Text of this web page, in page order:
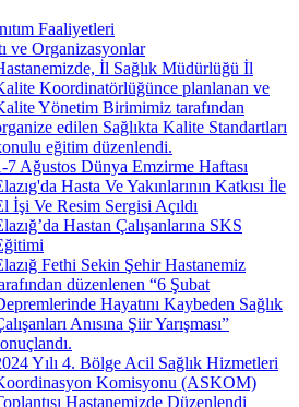
Faaliyetleri
ve Organizasyonlar
İl Sağlık Müdürlüğü İl
Koordinatörlüğünce planlanan ve
Yönetim Birimimiz tarafından
edilen Sağlıkta Kalite Standartları
eğitim düzenlendi.
7 Ağustos Dünya Emzirme Haftası
Hasta Ve Yakınlarının Katkısı İle
İşi Ve Resim Sergisi Açıldı
Hastan Çalışanlarına SKS
Fethi Sekin Şehir Hastanemiz
düzenlenen “6 Şubat
Hayatını Kaybeden Sağlık
Anısına Şiir Yarışması”
Yılı 4. Bölge Acil Sağlık Hizmetleri
Komisyonu (ASKOM)
Hastanemizde Düzenlendi